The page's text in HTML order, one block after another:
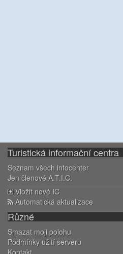
Turistická informační centra
Seznam všech infocenter
Jen členové A.T.I.C.
Vložit nové IC
Automatická aktualizace
Různé
Smazat moji polohu
Podmínky užití serveru